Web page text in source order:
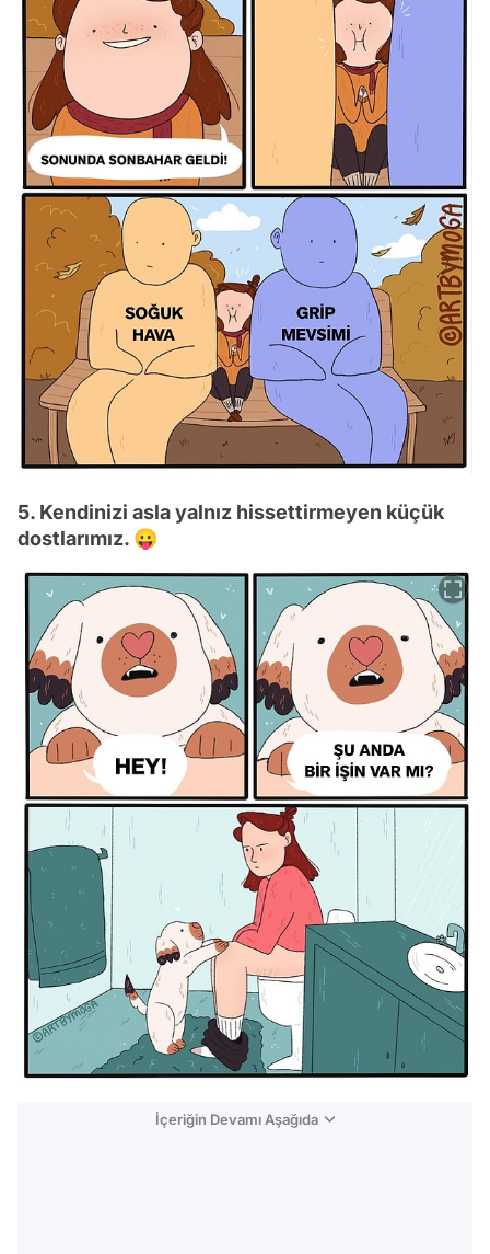
5. Kendinizi asla yalnız hissettirmeyen küçük
dostlarımız. 😛
İçeriğin Devamı Aşağıda